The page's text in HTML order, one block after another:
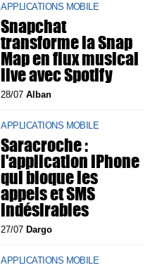
APPLICATIONS MOBILE
Snapchat
transforme la Snap
Map en flux musical
live avec Spotify
28/07Alban
APPLICATIONS MOBILE
Saracroche :
l'application iPhone
qui bloque les
appels et SMS
indésirables
27/07Dargo
APPLICATIONS MOBILE